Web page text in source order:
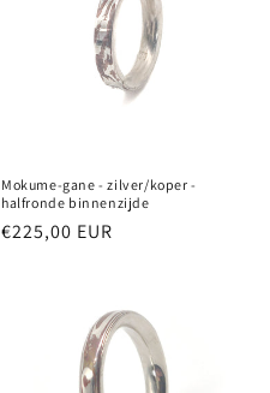
Mokume-gane - zilver/koper -
halfronde binnenzijde
Normale
€225,00 EUR